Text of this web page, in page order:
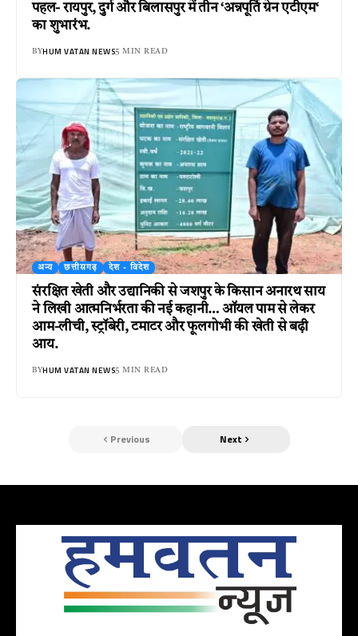
पहल- रायपुर, दुर्ग और बिलासपुर में तीन ‘अन्नपूर्ति ग्रेन एटीएम‘
का शुभारंभ.
BYHUM VATAN NEWS5 MIN READ
अन्य छत्तीसगढ़ देश - विदेश
संरक्षित खेती और उद्यानिकी से जशपुर के किसान अनारथ साय
ने लिखी आत्मनिर्भरता की नई कहानी… ऑयल पाम से लेकर
आम-लीची, स्ट्रॉबेरी, टमाटर और फूलगोभी की खेती से बढ़ी
आय.
BYHUM VATAN NEWS5 MIN READ
Previous Next